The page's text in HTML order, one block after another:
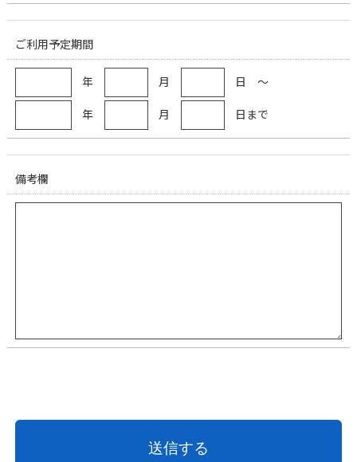
ご利用予定期間
年 月 日 ～
年 月 日まで
備考欄